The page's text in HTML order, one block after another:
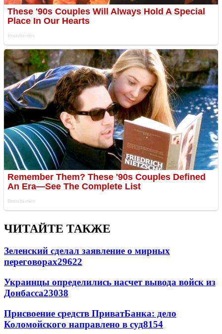
ЧИТАЙТЕ ТАКЖЕ
Зеленский сделал заявление о мирных
переговорах29622
Украинцы определились насчет вывода войск из
Донбасса23038
Присвоение средств ПриватБанка: дело
Коломойского направлено в суд8154